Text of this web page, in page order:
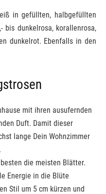
in gefüllten, halbgefüllten
bis dunkelrosa, korallenrosa,
dunkelrot. Ebenfalls in den
mit ihren ausufernden
Duft. Damit dieser
lange Dein Wohnzimmer
die meisten Blätter.
Energie in die Blüte
Stil um 5 cm kürzen und